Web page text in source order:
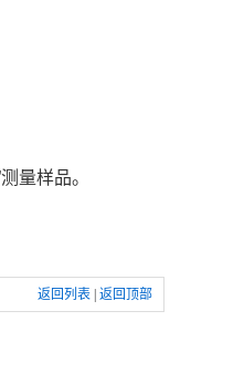
量样品。
返回列表 返回顶部